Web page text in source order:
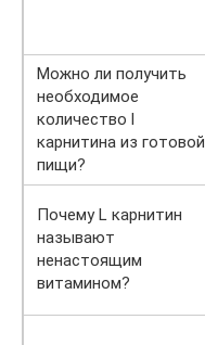
Можно ли получить
необходимое
количество l
карнитина из готовой
пищи?
Почему L карнитин
называют
ненастоящим
витамином?